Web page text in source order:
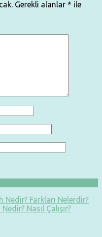
Gerekli alanlar * ile
Nedir? Farkları Nelerdir?
Nasıl Çalışır?